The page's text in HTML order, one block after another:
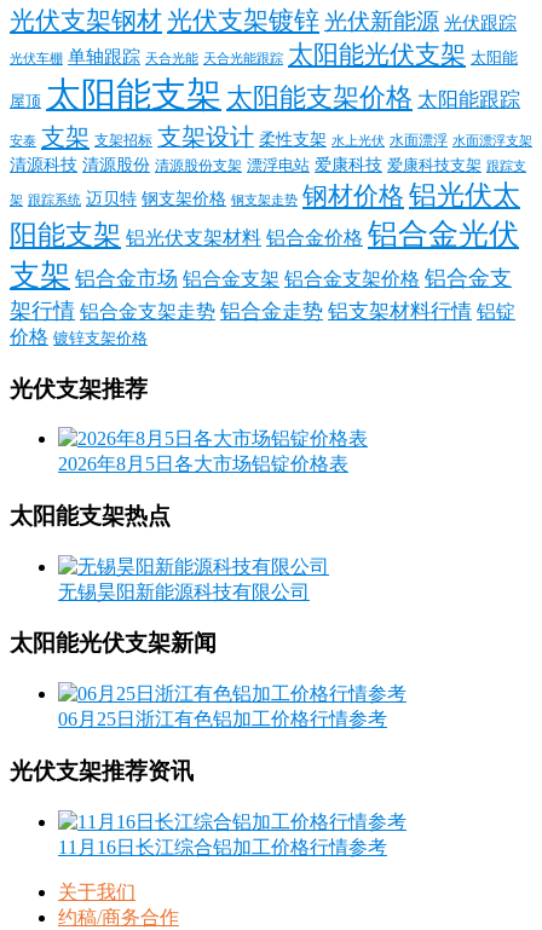
光伏支架钢材光伏支架镀锌光伏新能源 光伏跟踪
光伏车棚 单轴跟踪 天合光能 天合光能跟踪 太阳能光伏支架 太阳能
屋顶 太阳能支架 太阳能支架价格 太阳能跟踪
安泰 支架 支架招标 支架设计 柔性支架 水上光伏 水面漂浮 水面漂浮支架
清源科技 清源股份 清源股份支架 漂浮电站 爱康科技 爱康科技支架 跟踪支
架 跟踪系统 迈贝特 钢支架价格 钢支架走势 钢材价格 铝光伏太
阳能支架 铝光伏支架材料 铝合金价格 铝合金光伏
支架 铝合金市场 铝合金支架 铝合金支架价格 铝合金支
架行情 铝合金支架走势 铝合金走势 铝支架材料行情 铝锭
价格 镀锌支架价格
光伏支架推荐
2026年8月5日各大市场铝锭价格表
太阳能支架热点
无锡昊阳新能源科技有限公司
太阳能光伏支架新闻
06月25日浙江有色铝加工价格行情参考
光伏支架推荐资讯
11月16日长江综合铝加工价格行情参考
关于我们
约稿/商务合作